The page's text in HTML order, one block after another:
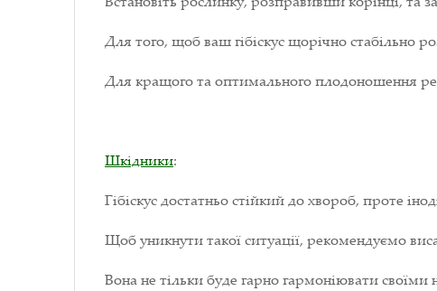
Для того, щоб ваш гібіскус щорічно стабільно
Для кращого та оптимального плодоношення
Шкідники:
Гібіскус достатньо стійкий до хвороб, проте
Щоб уникнути такої ситуації, рекомендуємо
Вона не тільки буде гарно гармоніювати